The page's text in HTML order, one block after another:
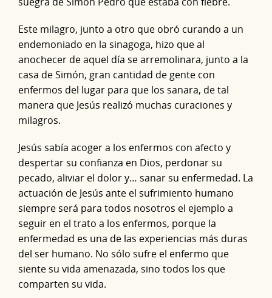
Este milagro, junto a otro que obró curando a un
endemoniado en la sinagoga, hizo que al
anochecer de aquel día se arremolinara, junto a la
casa de Simón, gran cantidad de gente con
enfermos del lugar para que los sanara, de tal
manera que Jesús realizó muchas curaciones y
milagros.
Jesús sabía acoger a los enfermos con afecto y
despertar su confianza en Dios, perdonar su
pecado, aliviar el dolor y… sanar su enfermedad. La
actuación de Jesús ante el sufrimiento humano
siempre será para todos nosotros el ejemplo a
seguir en el trato a los enfermos, porque la
enfermedad es una de las experiencias más duras
del ser humano. No sólo sufre el enfermo que
siente su vida amenazada, sino todos los que
comparten su vida.